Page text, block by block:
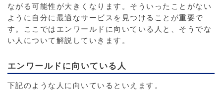
ながる可能性が大きくなります。そういったことがない
ように自分に最適なサービスを見つけることが重要で
す。ここではエンワールドに向いている人と、そうでな
い人について解説していきます。
エンワールドに向いている人
下記のような人に向いているといえます。